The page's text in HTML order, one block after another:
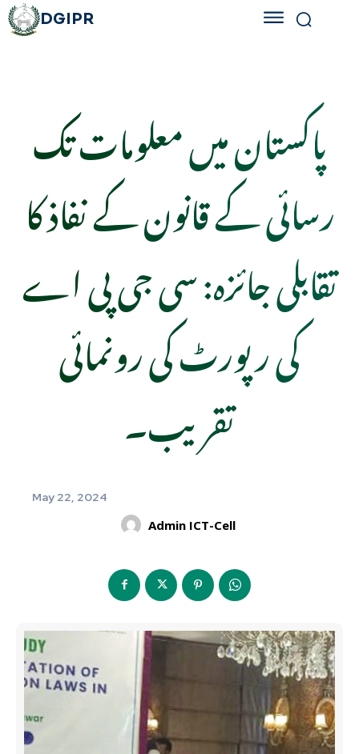
DGIPR
پاکستان میں معلومات تک
رسائی کے قانون کے نفاذ کا
تقابلی جائزہ: سی جی پی اے
کی رپورٹ کی رونمائی
تقریب۔
May 22, 2024
Admin ICT-Cell